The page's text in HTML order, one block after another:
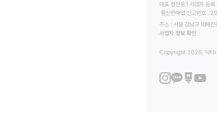
대표 정진웅 | 사업자
통신판매업 신고번호
주소 : 서울 강남구 테헤
사업자 정보 확인
Copyright 2026. 닥터